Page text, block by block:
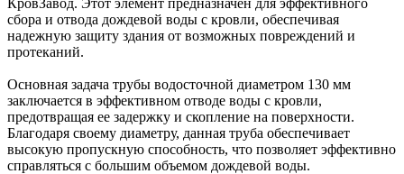
сбора и отвода дождевой воды с кровли, обеспечивая
надежную защиту здания от возможных повреждений и
протеканий.
Основная задача трубы водосточной диаметром 130 мм
заключается в эффективном отводе воды с кровли,
предотвращая ее задержку и скопление на поверхности.
Благодаря своему диаметру, данная труба обеспечивает
высокую пропускную способность, что позволяет эффективно
справляться с большим объемом дождевой воды.